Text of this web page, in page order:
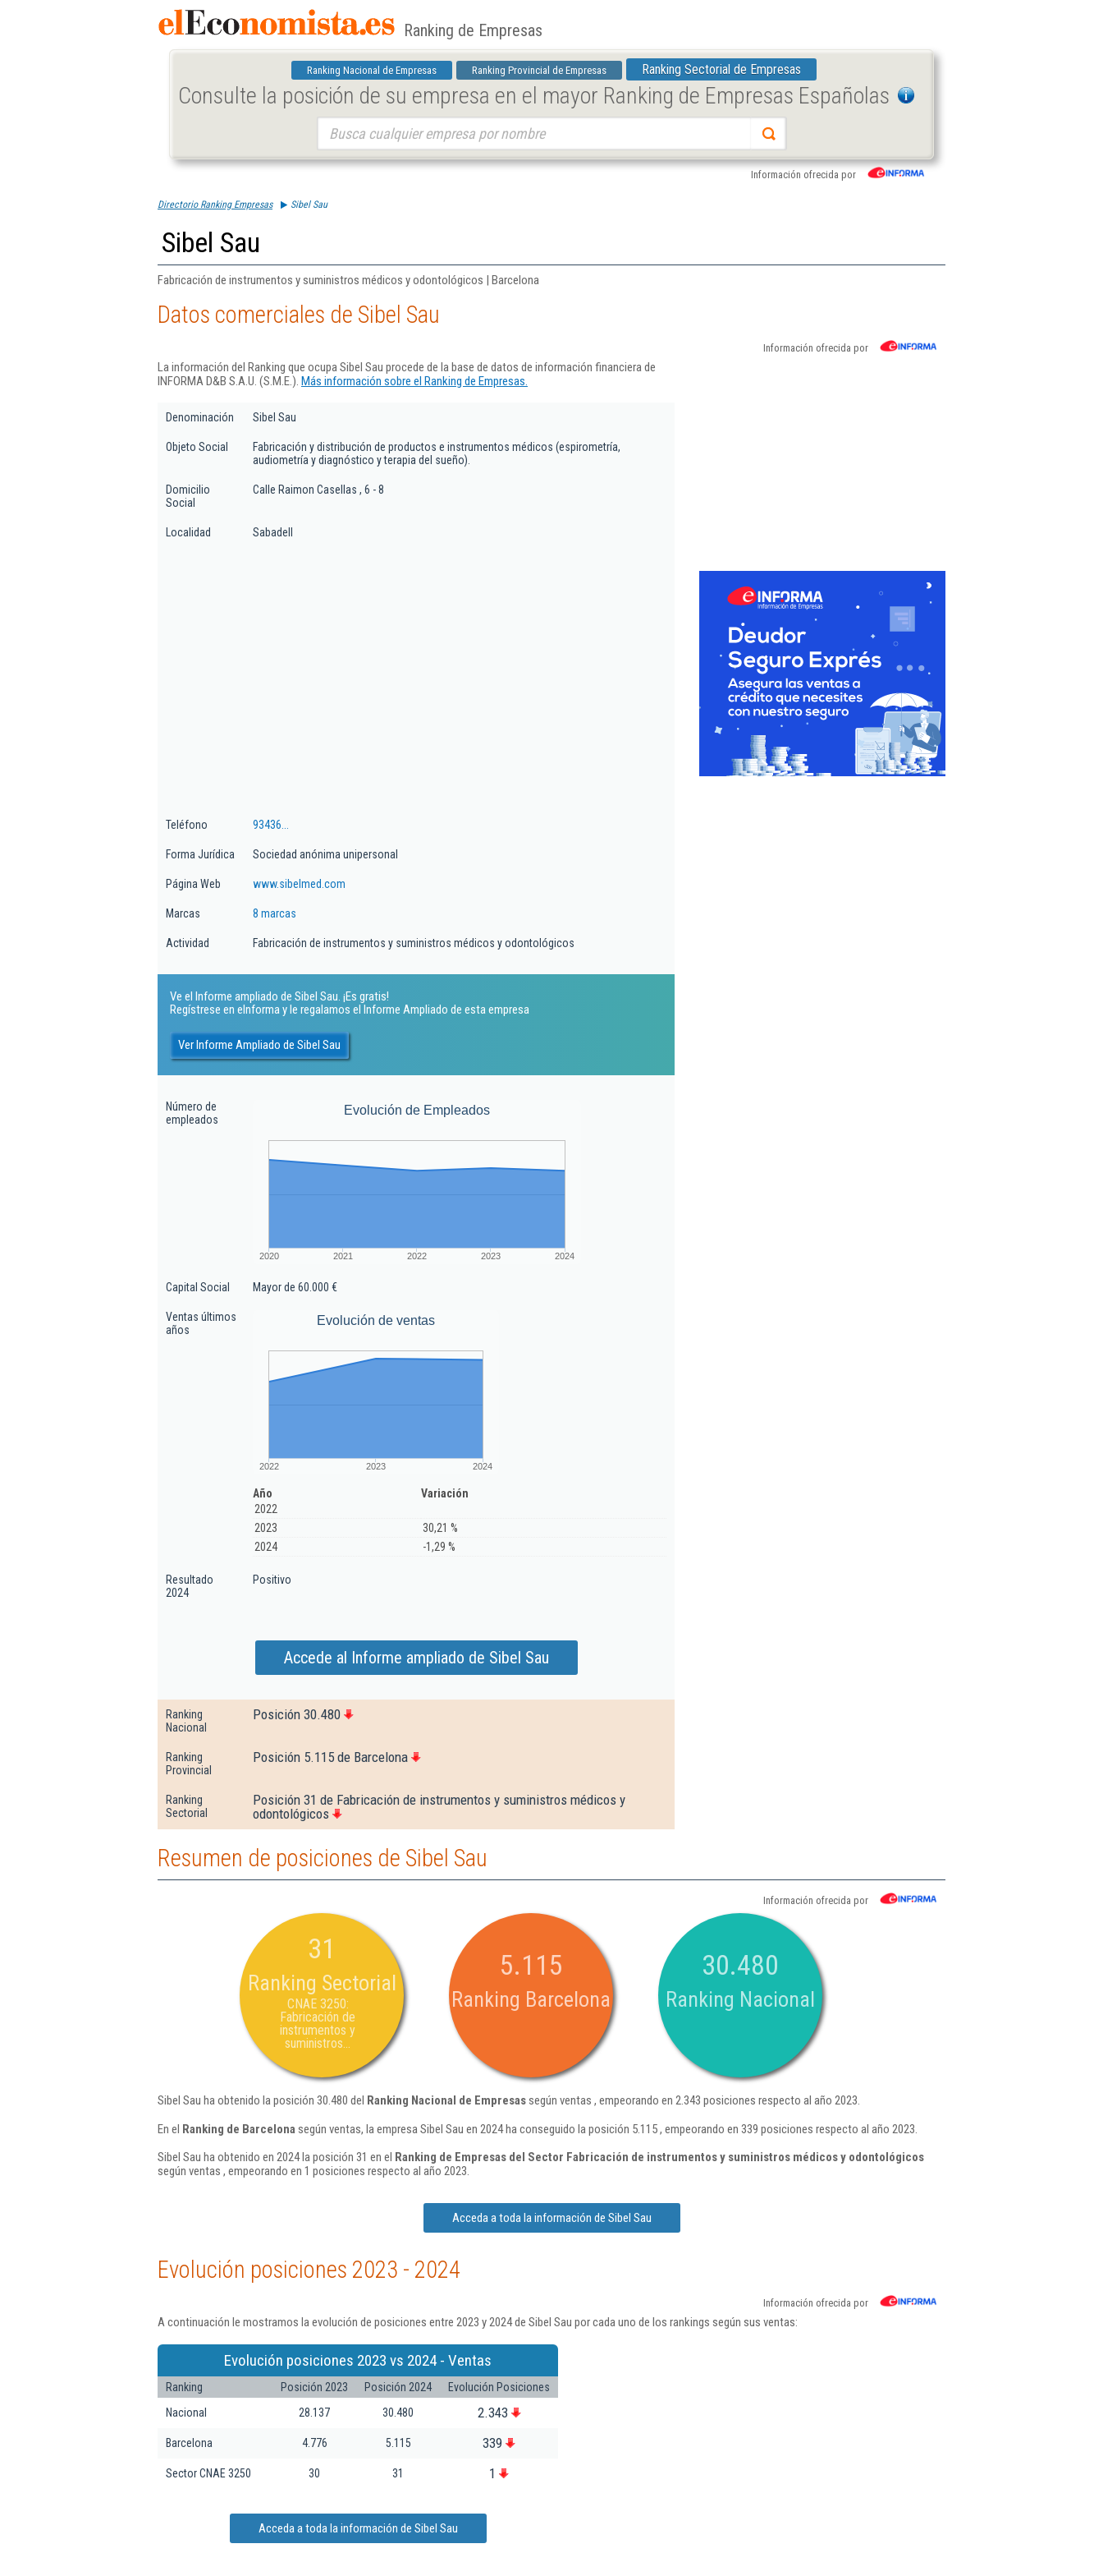
Ranking de Empresas
Ranking Nacional de Empresas Ranking Provincial de Empresas Ranking Sectorial de Empresas
Consulte la posición de su empresa en el mayor Ranking de Empresas Españolas
Información ofrecida por
Directorio Ranking Empresas Sibel Sau
Sibel Sau
Fabricación de instrumentos y suministros médicos y odontológicos | Barcelona
Datos comerciales de Sibel Sau
Información ofrecida por
La información del Ranking que ocupa Sibel Sau procede de la base de datos de información financiera de
INFORMA D&B S.A.U. (S.M.E.). Más información sobre el Ranking de Empresas.
Denominación Sibel Sau
Objeto Social
Fabricación y distribución de productos e instrumentos médicos (espirometría,
audiometría y diagnóstico y terapia del sueño).
Domicilio
Social
Calle Raimon Casellas , 6 - 8
Localidad Sabadell
Teléfono 93436...
Forma Jurídica Sociedad anónima unipersonal
Página Web www.sibelmed.com
Marcas 8 marcas
Actividad Fabricación de instrumentos y suministros médicos y odontológicos
Ve el Informe ampliado de Sibel Sau. ¡Es gratis!
Regístrese en eInforma y le regalamos el Informe Ampliado de esta empresa
Ver Informe Ampliado de Sibel Sau
Número de
empleados
Evolución de Empleados
2020 2021 2022 2023 2024
Capital Social Mayor de 60.000 €
Ventas últimos
años
Evolución de ventas
2022 2023 2024
Año
Variación
2022
2023
30,21 %
2024
-1,29 %
Resultado
2024
Positivo
Accede al Informe ampliado de Sibel Sau
Ranking
Nacional
Posición 30.480
Ranking
Provincial
Posición 5.115 de Barcelona
Ranking
Sectorial
Posición 31 de Fabricación de instrumentos y suministros médicos y
odontológicos
Resumen de posiciones de Sibel Sau
Información ofrecida por
31
Ranking Sectorial
CNAE 3250:
Fabricación de
instrumentos y
suministros...
5.115
Ranking Barcelona
30.480
Ranking Nacional
Sibel Sau ha obtenido la posición 30.480 del Ranking Nacional de Empresassegún ventas , empeorando en 2.343 posiciones respecto al año 2023.
En el Ranking de Barcelona según ventas, la empresa Sibel Sau en 2024 ha conseguido la posición 5.115 , empeorando en 339 posiciones respecto al año 2023.
Sibel Sau ha obtenido en 2024 la posición 31 en el Ranking de Empresas del Sector Fabricación de instrumentos y suministros médicos y odontológicos
según ventas , empeorando en 1 posiciones respecto al año 2023.
Acceda a toda la información de Sibel Sau
Evolución posiciones 2023 - 2024
Información ofrecida por
A continuación le mostramos la evolución de posiciones entre 2023 y 2024 de Sibel Sau por cada uno de los rankings según sus ventas:
Evolución posiciones 2023 vs 2024 - Ventas
Ranking Posición 2023 Posición 2024
Evolución Posiciones
Nacional
28.137 30.480 2.343
Barcelona 4.776 5.115 339
Sector CNAE 3250 30 31 1
Acceda a toda la información de Sibel Sau